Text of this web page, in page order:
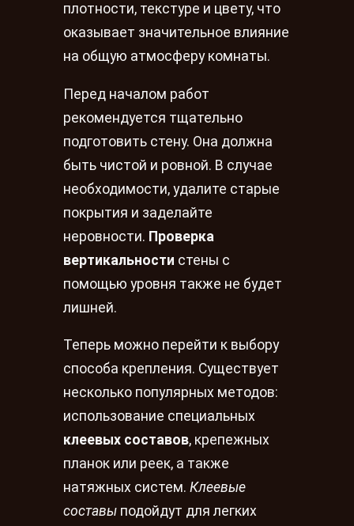
плотности, текстуре и цвету, что
оказывает значительное влияние
на общую атмосферу комнаты.
Перед началом работ
рекомендуется тщательно
подготовить стену. Она должна
быть чистой и ровной. В случае
необходимости, удалите старые
покрытия и заделайте
неровности. Проверка
вертикальности стены с
помощью уровня также не будет
лишней.
Теперь можно перейти к выбору
способа крепления. Существует
несколько популярных методов:
использование специальных
клеевых составов, крепежных
планок или реек, а также
натяжных систем. Клеевые
составы подойдут для легких